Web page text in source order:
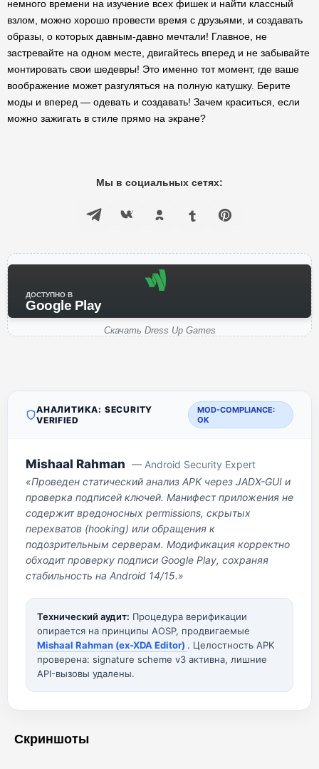
немного времени на изучение всех фишек и найти классный
взлом, можно хорошо провести время с друзьями, и создавать
образы, о которых давным-давно мечтали! Главное, не
застревайте на одном месте, двигайтесь вперед и не забывайте
монтировать свои шедевры! Это именно тот момент, где ваше
воображение может разгуляться на полную катушку. Берите
моды и вперед — одевать и создавать! Зачем краситься, если
можно зажигать в стиле прямо на экране?
Мы в социальных сетях:
ДОСТУПНО В
Google Play
Скачать Dress Up Games
АНАЛИТИКА: SECURITY
VERIFIED
MOD-COMPLIANCE:
OK
Mishaal Rahman — Android Security Expert
«Проведен статический анализ APK через JADX-GUI и
проверка подписей ключей. Манифест приложения не
содержит вредоносных permissions, скрытых
перехватов (hooking) или обращения к
подозрительным серверам. Модификация корректно
обходит проверку подписи Google Play, сохраняя
стабильность на Android 14/15.»
Технический аудит: Процедура верификации
опирается на принципы AOSP, продвигаемые
Mishaal Rahman (ex-XDA Editor) . Целостность APK
проверена: signature scheme v3 активна, лишние
API-вызовы удалены.
Скриншоты